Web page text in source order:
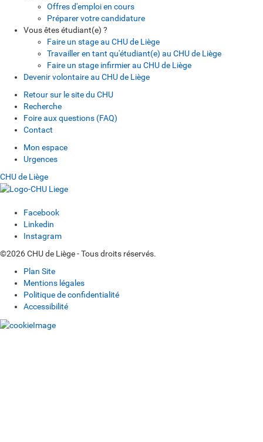
Offres d'emploi en cours
Préparer votre candidature
Vous êtes étudiant(e) ?
Faire un stage au CHU de Liège
Travailler en tant qu'étudiant(e) au CHU de Liège
Faire un stage infirmier au CHU de Liège
Devenir volontaire au CHU de Liège
Retour sur le site du CHU
Recherche
Foire aux questions (FAQ)
Contact
Mon espace
Urgences
CHU de Liège
Facebook
Linkedin
Instagram
©2026 CHU de Liège - Tous droits réservés.
Plan Site
Mentions légales
Politique de confidentialité
Accessibilité